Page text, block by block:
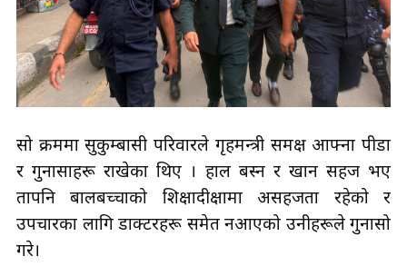
सो क्रममा सुकुम्बासी परिवारले गृहमन्त्री समक्ष आफ्ना पीडा
र गुनासाहरू राखेका थिए । हाल बस्न र खान सहज भए
तापनि बालबच्चाको शिक्षादीक्षामा असहजता रहेको र
उपचारका लागि डाक्टरहरू समेत नआएको उनीहरूले गुनासो
गरे।